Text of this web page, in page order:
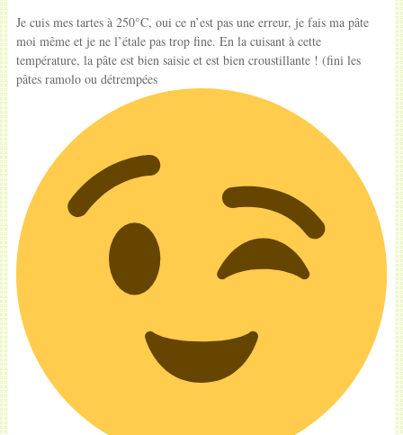
Je cuis mes tartes à 250°C, oui ce n’est pas une erreur, je fais ma pâte
moi même et je ne l’étale pas trop fine. En la cuisant à cette
température, la pâte est bien saisie et est bien croustillante ! (fini les
pâtes ramolo ou détrempées